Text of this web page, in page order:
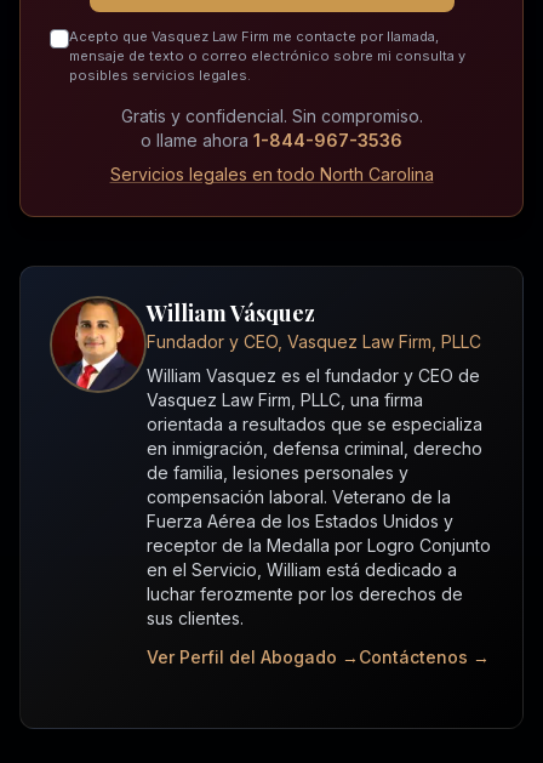
Acepto que Vasquez Law Firm me contacte por llamada,
mensaje de texto o correo electrónico sobre mi consulta y
posibles servicios legales.
Gratis y confidencial. Sin compromiso.
o llame ahora 1-844-967-3536
Servicios legales en todo North Carolina
William Vásquez
Fundador y CEO, Vasquez Law Firm, PLLC
William Vasquez es el fundador y CEO de
Vasquez Law Firm, PLLC, una firma
orientada a resultados que se especializa
en inmigración, defensa criminal, derecho
de familia, lesiones personales y
compensación laboral. Veterano de la
Fuerza Aérea de los Estados Unidos y
receptor de la Medalla por Logro Conjunto
en el Servicio, William está dedicado a
luchar ferozmente por los derechos de
sus clientes.
Ver Perfil del Abogado → Contáctenos →